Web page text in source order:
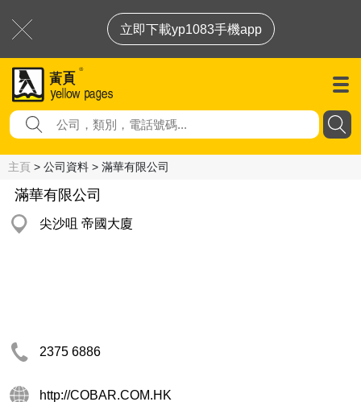
立即下載yp1083手機app
主頁 > 公司資料 > 滿華有限公司
滿華有限公司
尖沙咀 帝國大廈
2375 6886
http://COBAR.COM.HK